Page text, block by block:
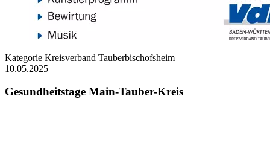
Kategorie Kreisverband Tauberbischofsheim
10.05.2025
Gesundheitstage Main-Tauber-Kreis